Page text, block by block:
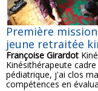
Première
jeune retraitée
Françoise Girardot
Kinésithérapeute
pédiatrique, j'ai clos
compétences en